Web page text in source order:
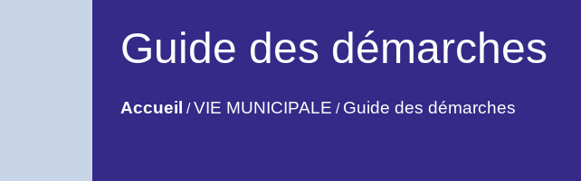
Guide des démarches
Accueil /VIE MUNICIPALE / Guide des démarches